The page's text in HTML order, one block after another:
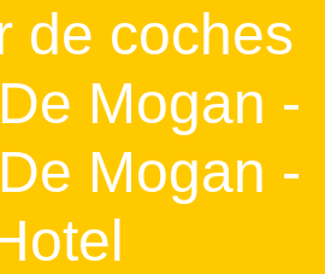
de coches
Mogan -
Mogan -